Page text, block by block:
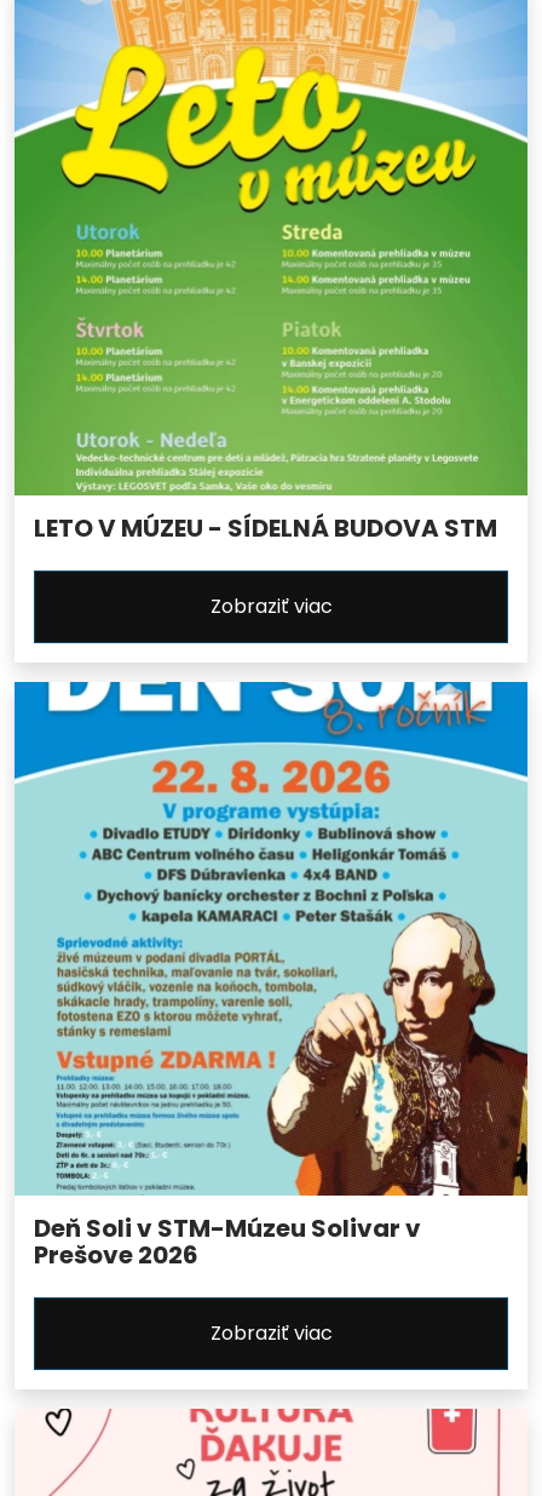
LETO V MÚZEU - SÍDELNÁ BUDOVA STM
Zobraziť viac
Deň Soli v STM-Múzeu Solivar v
Prešove 2026
Zobraziť viac